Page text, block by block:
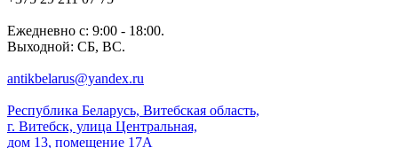
Ежедневно с: 9:00 - 18:00.
Выходной: СБ, ВС.
antikbelarus@yandex.ru
Республика Беларусь, Витебская область,
г. Витебск, улица Центральная,
дом 13, помещение 17А